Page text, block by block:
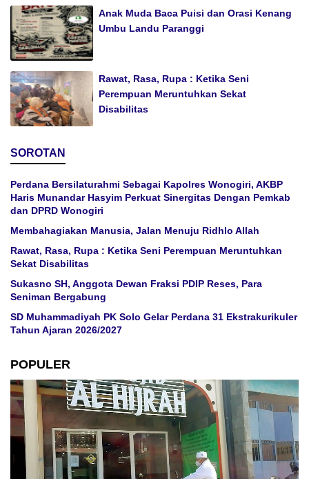
Anak Muda Baca Puisi dan Orasi Kenang
Umbu Landu Paranggi
Rawat, Rasa, Rupa : Ketika Seni
Perempuan Meruntuhkan Sekat
Disabilitas
SOROTAN
Perdana Bersilaturahmi Sebagai Kapolres Wonogiri, AKBP
Haris Munandar Hasyim Perkuat Sinergitas Dengan Pemkab
dan DPRD Wonogiri
Membahagiakan Manusia, Jalan Menuju Ridhlo Allah
Rawat, Rasa, Rupa : Ketika Seni Perempuan Meruntuhkan
Sekat Disabilitas
Sukasno SH, Anggota Dewan Fraksi PDIP Reses, Para
Seniman Bergabung
SD Muhammadiyah PK Solo Gelar Perdana 31 Ekstrakurikuler
Tahun Ajaran 2026/2027
POPULER